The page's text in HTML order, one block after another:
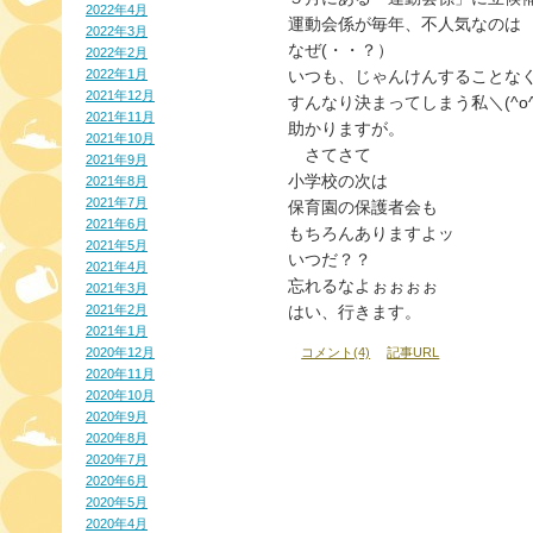
2022年4月
2022年3月
2022年2月
2022年1月
2021年12月
2021年11月
2021年10月
2021年9月
2021年8月
2021年7月
2021年6月
2021年5月
2021年4月
2021年3月
2021年2月
2021年1月
2020年12月
2020年11月
2020年10月
2020年9月
2020年8月
2020年7月
2020年6月
2020年5月
2020年4月
運動会係が毎年、不人気なのは
なぜ(・・？）
いつも、じゃんけんすることなく
すんなり決まってしまう私＼
助かりますが。
さてさて
小学校の次は
保育園の保護者会も
もちろんありますよッ
いつだ？？
忘れるなよぉぉぉぉ
はい、行きます。
コメント(4) 記事URL